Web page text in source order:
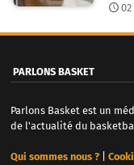
02
PARLONS BASKET
Parlons Basket est un
de l'actualité du
Qui sommes nous ?|